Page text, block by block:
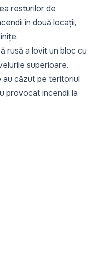
resturilor de
în două locații,
rusă a lovit un bloc cu
superioare.
căzut pe teritoriul
provocat incendii la